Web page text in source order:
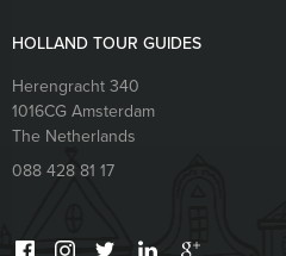
HOLLAND TOUR GUIDES
Herengracht 340
1016CG Amsterdam
The Netherlands
088 428 81 17